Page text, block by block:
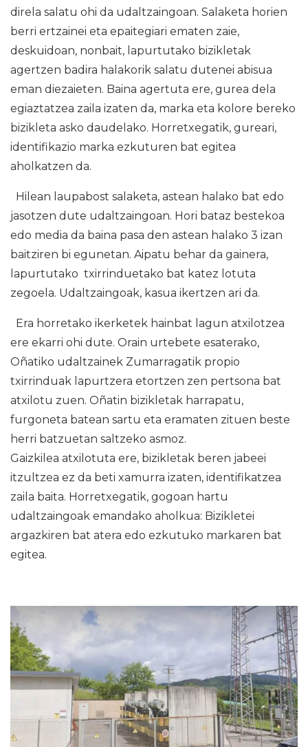
direla salatu ohi da udaltzaingoan. Salaketa horien
berri ertzainei eta epaitegiari ematen zaie,
deskuidoan, nonbait, lapurtutako bizikletak
agertzen badira halakorik salatu dutenei abisua
eman diezaieten. Baina agertuta ere, gurea dela
egiaztatzea zaila izaten da, marka eta kolore bereko
bizikleta asko daudelako. Horretxegatik, gureari,
identifikazio marka ezkuturen bat egitea
aholkatzen da.
Hilean laupabost salaketa, astean halako bat edo
jasotzen dute udaltzaingoan. Hori bataz bestekoa
edo media da baina pasa den astean halako 3 izan
baitziren bi egunetan. Aipatu behar da gainera,
lapurtutako txirrinduetako bat katez lotuta
zegoela. Udaltzaingoak, kasua ikertzen ari da.
Era horretako ikerketek hainbat lagun atxilotzea
ere ekarri ohi dute. Orain urtebete esaterako,
Oñatiko udaltzainek Zumarragatik propio
txirrinduak lapurtzera etortzen zen pertsona bat
atxilotu zuen. Oñatin bizikletak harrapatu,
furgoneta batean sartu eta eramaten zituen beste
herri batzuetan saltzeko asmoz.
Gaizkilea atxilotuta ere, bizikletak beren jabeei
itzultzea ez da beti xamurra izaten, identifikatzea
zaila baita. Horretxegatik, gogoan hartu
udaltzaingoak emandako aholkua: Bizikletei
argazkiren bat atera edo ezkutuko markaren bat
egitea.